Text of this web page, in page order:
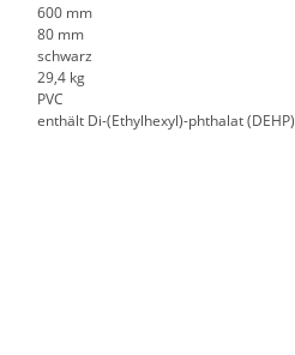
600 mm
80 mm
schwarz
29,4 kg
PVC
enthält Di-(Ethylhexyl)-phthalat (DEHP)